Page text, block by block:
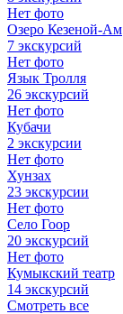
Нет фото
Озеро Кезеной-Ам
7 экскурсий
Нет фото
Язык Тролля
26 экскурсий
Нет фото
Кубачи
2 экскурсии
Нет фото
Хунзах
23 экскурсии
Нет фото
Село Гоор
20 экскурсий
Нет фото
Кумыкский театр
14 экскурсий
Смотреть все